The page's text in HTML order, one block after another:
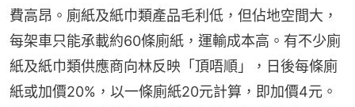
費高昂。廁紙及紙巾類產品毛利低，但佔地空間大，
每架車只能承載約60條廁紙，運輸成本高。有不少廁
紙及紙巾類供應商向林反映「頂唔順」，日後每條廁
紙或加價20%，以一條廁紙20元計算，即加價4元。